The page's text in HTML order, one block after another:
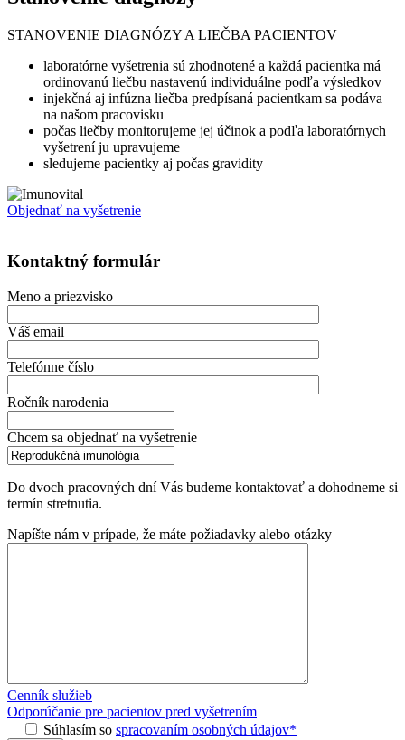
STANOVENIE DIAGNÓZY A LIEČBA PACIENTOV
laboratórne vyšetrenia sú zhodnotené a každá pacientka má
ordinovanú liečbu nastavenú individuálne podľa výsledkov
injekčná aj infúzna liečba predpísaná pacientkam sa podáva
na našom pracovisku
počas liečby monitorujeme jej účinok a podľa laboratórnych
vyšetrení ju upravujeme
sledujeme pacientky aj počas gravidity
Objednať na vyšetrenie
Kontaktný formulár
Meno a priezvisko
Váš email
Telefónne číslo
Ročník narodenia
Chcem sa objednať na vyšetrenie
Do dvoch pracovných dní Vás budeme kontaktovať a dohodneme si
termín stretnutia.
Napíšte nám v prípade, že máte požiadavky alebo otázky
Cenník služieb
Odporúčanie pre pacientov pred vyšetrením
Súhlasím so spracovaním osobných údajov*